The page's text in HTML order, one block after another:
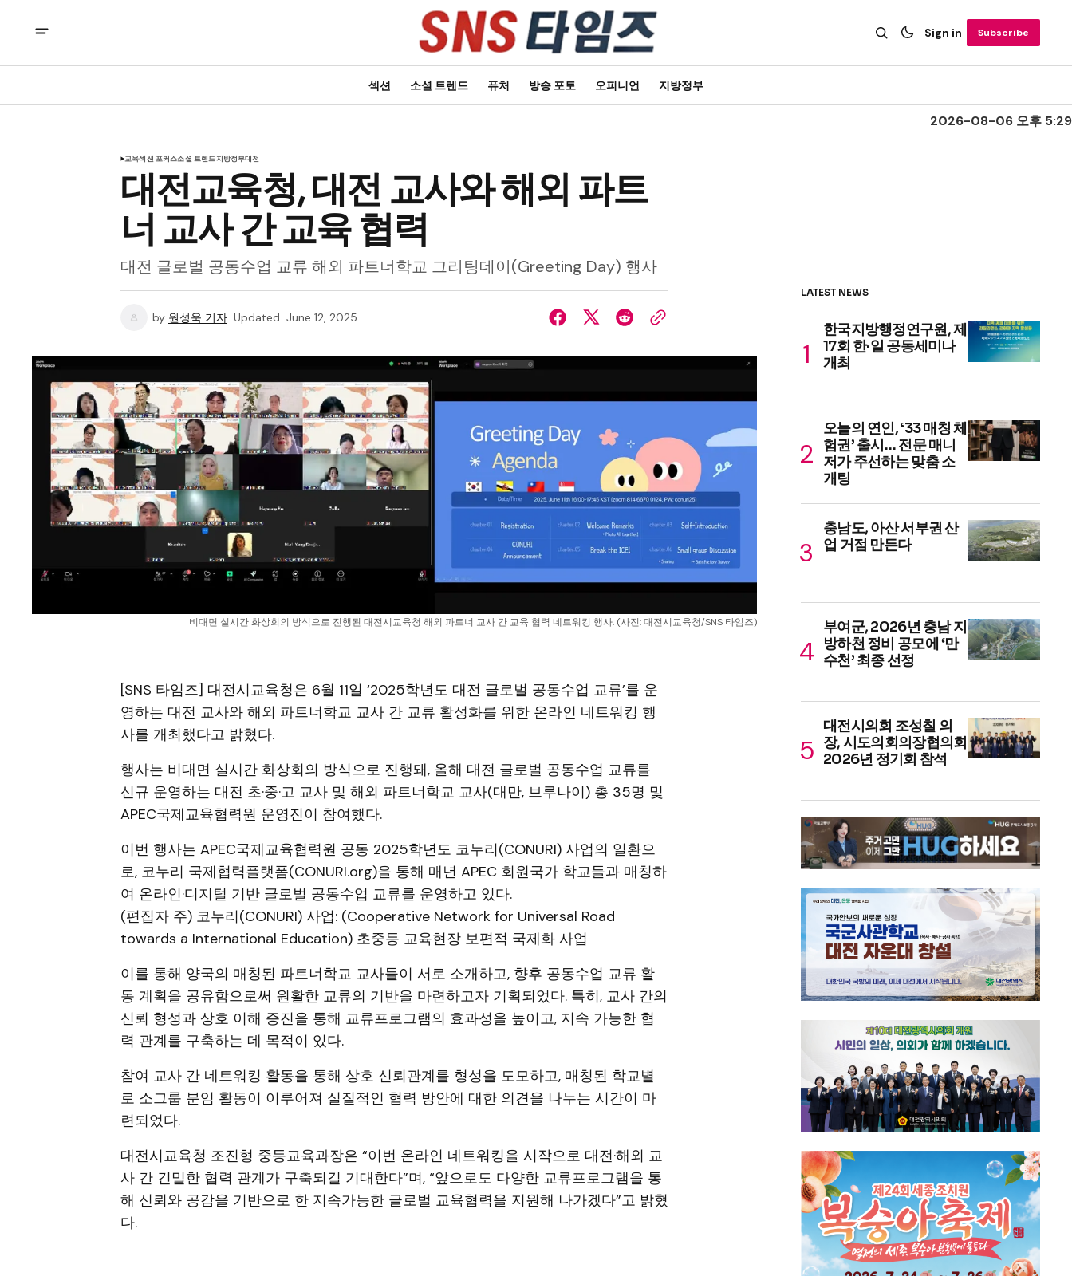
Sign in Subscribe
섹션 소셜 트렌드 퓨처 방송 포토 오피니언 지방정부
2026-08-06 오후 5:29
교육섹션 포커스소셜 트렌드지방정부대전
대전교육청, 대전 교사와 해외 파트
너 교사 간 교육 협력
대전 글로벌 공동수업 교류 해외 파트너학교 그리팅데이(Greeting Day) 행사
by 원성욱 기자 Updated June 12, 2025
비대면 실시간 화상회의 방식으로 진행된 대전시교육청 해외 파트너 교사 간 교육 협력 네트워킹 행사. (사진: 대전시교육청/SNS 타임즈)
[SNS 타임즈] 대전시교육청은 6월 11일 ‘2025학년도 대전 글로벌 공동수업 교류’를 운
영하는 대전 교사와 해외 파트너학교 교사 간 교류 활성화를 위한 온라인 네트워킹 행
사를 개최했다고 밝혔다.
행사는 비대면 실시간 화상회의 방식으로 진행돼, 올해 대전 글로벌 공동수업 교류를
신규 운영하는 대전 초·중·고 교사 및 해외 파트너학교 교사(대만, 브루나이) 총 35명 및
APEC국제교육협력원 운영진이 참여했다.
이번 행사는 APEC국제교육협력원 공동 2025학년도 코누리(CONURI) 사업의 일환으
로, 코누리 국제협력플랫폼(CONURI.org)을 통해 매년 APEC 회원국가 학교들과 매칭하
여 온라인·디지털 기반 글로벌 공동수업 교류를 운영하고 있다.
(편집자 주) 코누리(CONURI) 사업: (Cooperative Network for Universal Road
towards a International Education) 초중등 교육현장 보편적 국제화 사업
이를 통해 양국의 매칭된 파트너학교 교사들이 서로 소개하고, 향후 공동수업 교류 활
동 계획을 공유함으로써 원활한 교류의 기반을 마련하고자 기획되었다. 특히, 교사 간의
신뢰 형성과 상호 이해 증진을 통해 교류프로그램의 효과성을 높이고, 지속 가능한 협
력 관계를 구축하는 데 목적이 있다.
참여 교사 간 네트워킹 활동을 통해 상호 신뢰관계를 형성을 도모하고, 매칭된 학교별
로 소그룹 분임 활동이 이루어져 실질적인 협력 방안에 대한 의견을 나누는 시간이 마
련되었다.
대전시교육청 조진형 중등교육과장은 “이번 온라인 네트워킹을 시작으로 대전·해외 교
사 간 긴밀한 협력 관계가 구축되길 기대한다”며, “앞으로도 다양한 교류프로그램을 통
해 신뢰와 공감을 기반으로 한 지속가능한 글로벌 교육협력을 지원해 나가겠다”고 밝혔
다.
LATEST NEWS
한국지방행정연구원, 제
17회 한·일 공동세미나
개최
오늘의 연인, ‘33 매칭 체
험권’ 출시… 전문 매니
저가 주선하는 맞춤 소
개팅
충남도, 아산 서부권 산
업 거점 만든다
부여군, 2026년 충남 지
방하천 정비 공모에 ‘만
수천’ 최종 선정
대전시의회 조성칠 의
장, 시도의회의장협의회
2026년 정기회 참석